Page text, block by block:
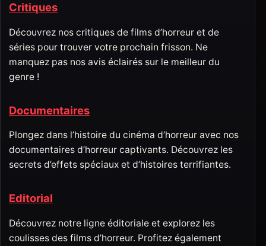
Critiques
Découvrez nos critiques de films d’horreur et de
séries pour trouver votre prochain frisson. Ne
manquez pas nos avis éclairés sur le meilleur du
genre !
Documentaires
Plongez dans l’histoire du cinéma d’horreur avec nos
documentaires d’horreur captivants. Découvrez les
secrets d’effets spéciaux et d’histoires terrifiantes.
Editorial
Découvrez notre ligne éditoriale et explorez les
coulisses des films d’horreur. Profitez également